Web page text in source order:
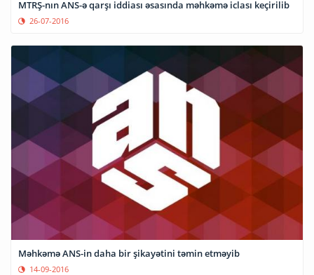
MTRŞ-nın ANS-ə qarşı iddiası əsasında məhkəmə iclası keçirilib
26-07-2016
Məhkəmə ANS-in daha bir şikayətini təmin etməyib
14-09-2016